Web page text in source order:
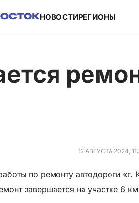
НОВОСТИРЕГИОНЫ
12 АВГУСТА 2024,
по ремонту автодороги
завершается на участке 6